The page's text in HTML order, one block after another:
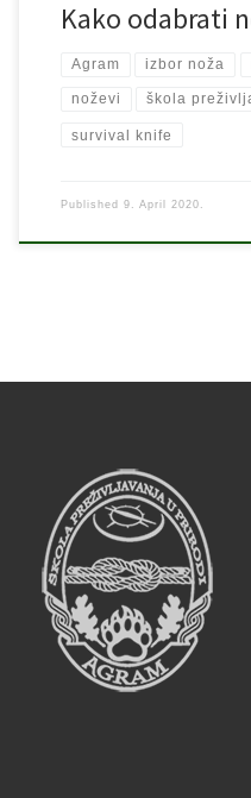
Kako odabrati
Agram izbor noža
noževi škola
survival knife
Published 9. April 2020.